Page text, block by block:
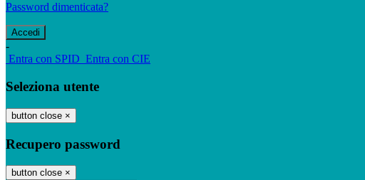
Password dimenticata?
-
Entra con SPID Entra con CIE
Seleziona utente
button close ×
Recupero password
button close ×